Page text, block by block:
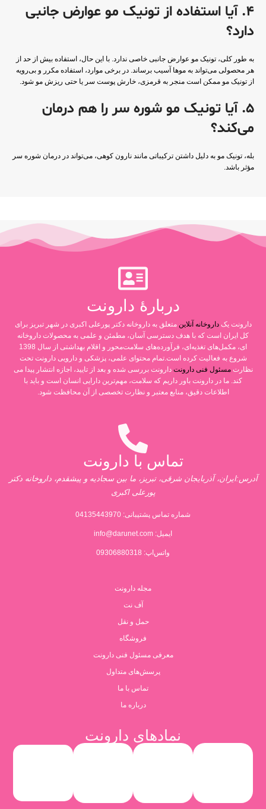
4. آیا استفاده از تونیک مو عوارض جانبی
دارد؟
به طور کلی، تونیک مو عوارض جانبی خاصی ندارد. با این حال، استفاده بیش از حد از
هر محصولی می‌تواند به موها آسیب برساند. در برخی موارد، استفاده مکرر و بی‌رویه
از تونیک مو ممکن است منجر به قرمزی، خارش پوست سر یا حتی ریزش مو شود.
5. آیا تونیک مو شوره سر را هم درمان
می‌کند؟
بله، تونیک مو به دلیل داشتن ترکیباتی مانند نارون کوهی، می‌تواند در درمان شوره سر
مؤثر باشد.
دربارۀ دارونت
دارونت یکداروخانه آنلاین متعلق به داروخانه دکتر پورعلی اکبری در شهر تبریز برای
کل ایران است که با هدف دسترسی آسان، مطمئن و علمی به محصولات داروخانه
ای، مکمل‌های تغذیه‌ای، فرآورده‌های سلامت‌محور و اقلام بهداشتی از سال 1398
شروع به فعالیت کرده است.تمام محتوای علمی، پزشکی و دارویی دارونت تحت
نظارتمسئول فنی دارونت دارونت بررسی شده و بعد از تایید، اجازه انتشار پیدا می
کند. ما در دارونت باور داریم که سلامت، مهم‌ترین دارایی انسان است و باید با
اطلاعات دقیق، منابع معتبر و نظارت تخصصی از آن محافظت شود.
تماس با دارونت
آدرس:ایران، آذربایجان شرقی، تبریز، ما بین سجادیه و پیشقدم، داروخانه دکتر
پورعلی اکبری
شماره تماس پشتیبانی: 04135443970
ایمیل: info@darunet.com
واتس‌اپ: 09306880318
مجله دارونت
آف نت
حمل و نقل
فروشگاه
معرفی مسئول فنی دارونت
پرسش‌های متداول
تماس با ما
درباره ما
نمادهای دارونت